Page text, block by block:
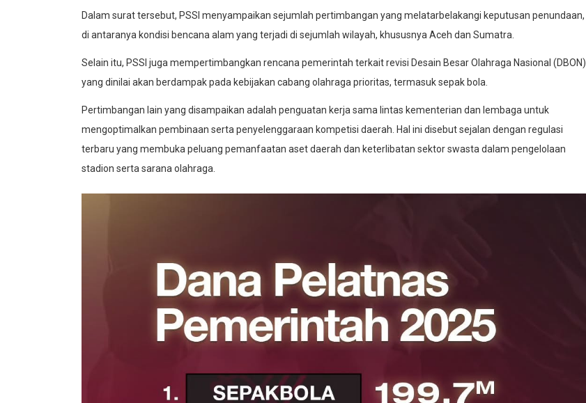
Dalam surat tersebut, PSSI menyampaikan sejumlah pertimbangan yang melatarbelakangi keputusan penundaan,
di antaranya kondisi bencana alam yang terjadi di sejumlah wilayah, khususnya Aceh dan Sumatra.
Selain itu, PSSI juga mempertimbangkan rencana pemerintah terkait revisi Desain Besar Olahraga Nasional (DBON)
yang dinilai akan berdampak pada kebijakan cabang olahraga prioritas, termasuk sepak bola.
Pertimbangan lain yang disampaikan adalah penguatan kerja sama lintas kementerian dan lembaga untuk
mengoptimalkan pembinaan serta penyelenggaraan kompetisi daerah. Hal ini disebut sejalan dengan regulasi
terbaru yang membuka peluang pemanfaatan aset daerah dan keterlibatan sektor swasta dalam pengelolaan
stadion serta sarana olahraga.